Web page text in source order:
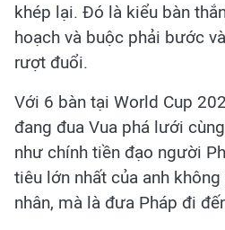
khép lại. Đó là kiểu bàn
hoạch và buộc phải bước
rượt đuổi.
Với 6 bàn tại World Cup
đang đua Vua phá lưới
như chính tiền đạo người
tiêu lớn nhất của anh
nhân, mà là đưa Pháp đi